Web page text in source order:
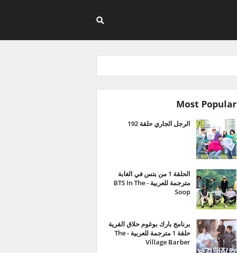
Most Popular
الرجل الجاري حلقة 192
الحلقة 1 من بتس في الغابة
مترجمة للعربية - BTS In The
Soop
برنامج بارك بوغوم حلاق القرية
حلقة 1 مترجمة للعربية - The
Village Barber